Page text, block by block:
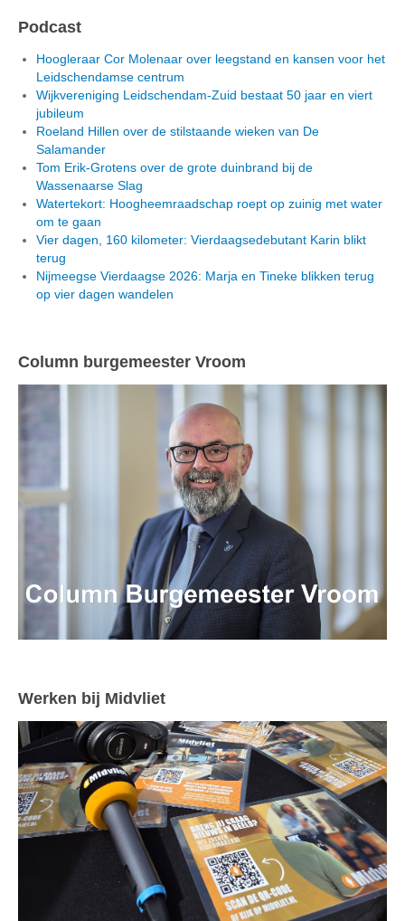
Podcast
Hoogleraar Cor Molenaar over leegstand en kansen voor het
Leidschendamse centrum
Wijkvereniging Leidschendam-Zuid bestaat 50 jaar en viert
jubileum
Roeland Hillen over de stilstaande wieken van De
Salamander
Tom Erik-Grotens over de grote duinbrand bij de
Wassenaarse Slag
Watertekort: Hoogheemraadschap roept op zuinig met water
om te gaan
Vier dagen, 160 kilometer: Vierdaagsedebutant Karin blikt
terug
Nijmeegse Vierdaagse 2026: Marja en Tineke blikken terug
op vier dagen wandelen
Column burgemeester Vroom
Werken bij Midvliet